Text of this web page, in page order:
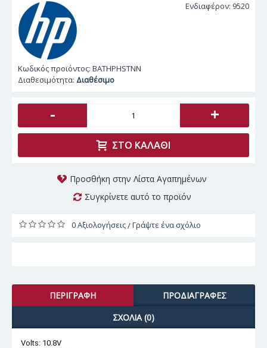
Ενδιαφέρον: 9520
Κωδικός προϊόντος: BATHPHSTNN
Διαθεσιμότητα: Διαθέσιμο
- +
ΣΤΟ ΚΑΛΆΘΙ
Προσθήκη στην Λίστα Αγαπημένων
Συγκρίνετε αυτό το προϊόν
0 Αξιολογήσεις/Γράψτε ένα σχόλιο
ΠΕΡΙΓΡΑΦΉ
ΠΡΟΔΙΑΓΡΑΦΈΣ
ΣΧΌΛΙΑ (0)
Volts: 10.8V